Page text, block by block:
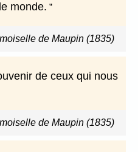
monde.
de Maupin (1835)
de ceux qui nous
de Maupin (1835)